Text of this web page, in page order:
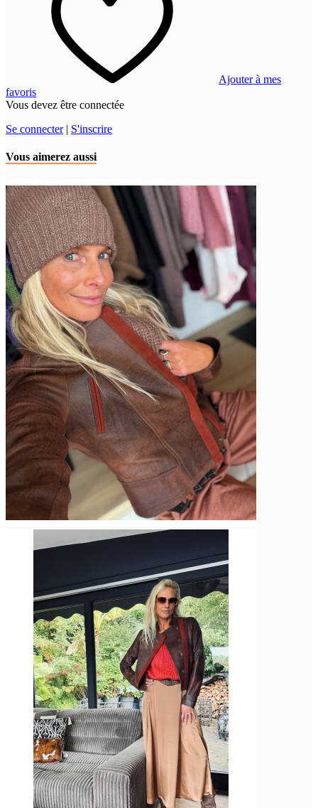
Ajouter à mes
favoris
Vous devez être connectée
Se connecter| S'inscrire
Vous aimerez aussi